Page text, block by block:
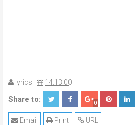
lyrics 14:13:00
Share to: 0
URL
Print
Email